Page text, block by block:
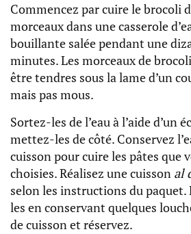
Commencez par cuire le brocoli
morceaux dans une casserole
bouillante salée pendant une
minutes. Les morceaux de
être tendres sous la lame d’un
mais pas mous.
Sortez-les de l’eau à l’aide d’un
mettez-les de côté. Conservez
cuisson pour cuire les pâtes que
choisies. Réalisez une cuisson al
selon les instructions du paquet.
les en conservant quelques
de cuisson et réservez.